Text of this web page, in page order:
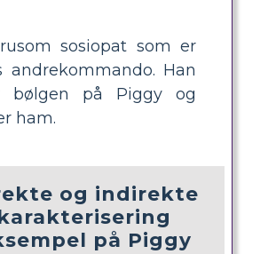
sosiopat som er
andrekommando. Han
bølgen på Piggy og
ham.
og indirekte
på Piggy